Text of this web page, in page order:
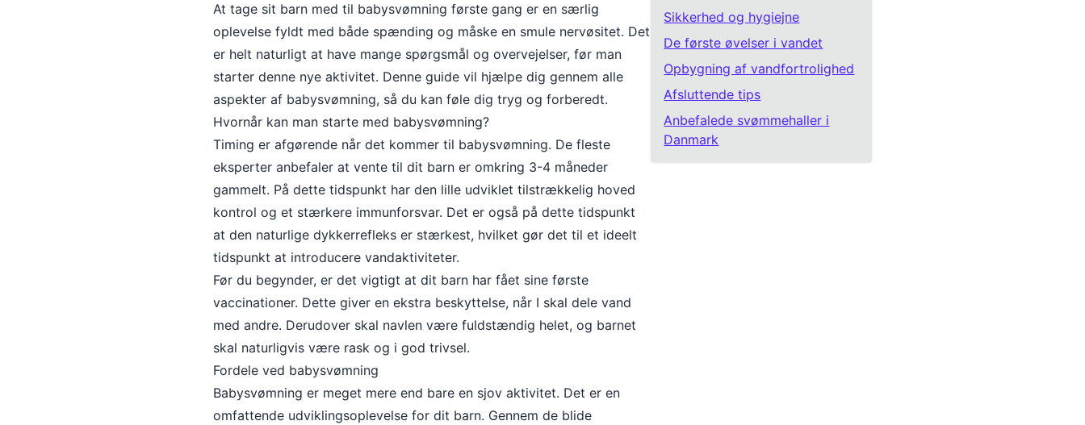
Sikkerhed og hygiejne
De første øvelser i vandet
Opbygning af vandfortrolighed
Afsluttende tips
Anbefalede svømmehaller i
Danmark
At tage sit barn med til babysvømning første gang er en særlig
oplevelse fyldt med både spænding og måske en smule nervøsitet. Det
er helt naturligt at have mange spørgsmål og overvejelser, før man
starter denne nye aktivitet. Denne guide vil hjælpe dig gennem alle
aspekter af babysvømning, så du kan føle dig tryg og forberedt.
Hvornår kan man starte med babysvømning?
Timing er afgørende når det kommer til babysvømning. De fleste
eksperter anbefaler at vente til dit barn er omkring 3-4 måneder
gammelt. På dette tidspunkt har den lille udviklet tilstrækkelig hoved
kontrol og et stærkere immunforsvar. Det er også på dette tidspunkt
at den naturlige dykkerrefleks er stærkest, hvilket gør det til et ideelt
tidspunkt at introducere vandaktiviteter.
Før du begynder, er det vigtigt at dit barn har fået sine første
vaccinationer. Dette giver en ekstra beskyttelse, når I skal dele vand
med andre. Derudover skal navlen være fuldstændig helet, og barnet
skal naturligvis være rask og i god trivsel.
Fordele ved babysvømning
Babysvømning er meget mere end bare en sjov aktivitet. Det er en
omfattende udviklingsoplevelse for dit barn. Gennem de blide